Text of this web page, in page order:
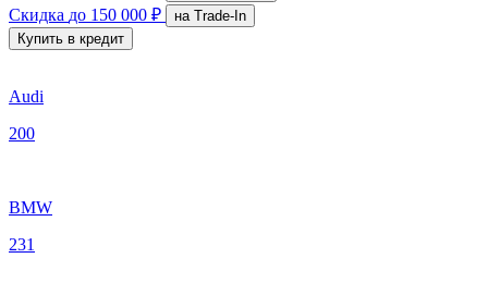
Скидка до 150 000 ₽
на Trade-In
Купить в кредит
Audi
200
BMW
231